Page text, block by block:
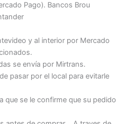
Pago). Bancos Brou
y al interior por Mercado
se envía por Mirtrans.
pasar por el local para evitarle
que se le confirme que su pedido